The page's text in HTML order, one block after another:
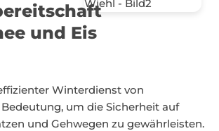
und Eis
Winterdienst von
um die Sicherheit auf
und Gehwegen zu gewährleisten.